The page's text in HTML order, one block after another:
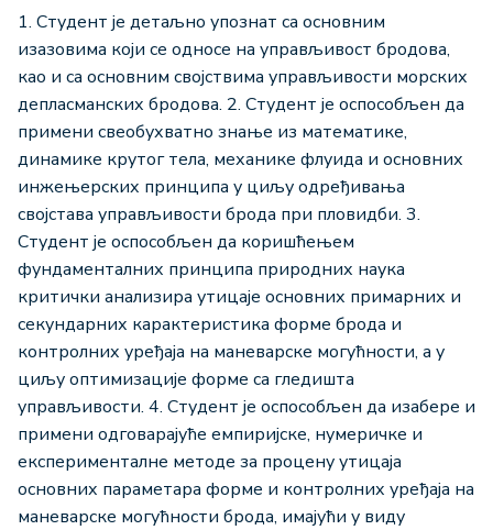
1. Студент је детаљно упознат са основним
изазовима који се односе на управљивост бродова,
као и са основним својствима управљивости морских
депласманских бродова. 2. Студент је оспособљен да
примени свеобухватно знање из математике,
динамике крутог тела, механике флуида и основних
инжењерских принципа у циљу одређивања
својстава управљивости брода при пловидби. 3.
Студент је оспособљен да коришћењем
фундаменталних принципа природних наука
критички анализира утицаје основних примарних и
секундарних карактеристика форме брода и
контролних уређаја на маневарске могућности, а у
циљу оптимизације форме са гледишта
управљивости. 4. Студент је оспособљен да изабере и
примени одговарајуће емпиријске, нумеричке и
експерименталне методе за процену утицаја
основних параметара форме и контролних уређаја на
маневарске могућности брода, имајући у виду